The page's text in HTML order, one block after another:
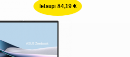
Ietaupi 84,19 €